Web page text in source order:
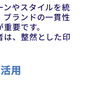
ンやスタイルを統
ランドの一貫性
要です。
は、整然とした印
用